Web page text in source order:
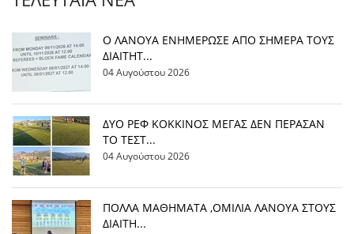
Ο ΛΑΝΟΥΑ ΕΝΗΜΕΡΩΣΕ ΑΠΟ ΣΗΜΕΡΑ ΤΟΥΣ
ΔΙΑΙΤΗΤ...
04 Αυγούστου 2026
ΔΥΟ ΡΕΦ ΚΟΚΚΙΝΟΣ ΜΕΓΑΣ ΔΕΝ ΠΕΡΑΣΑΝ
ΤΟ ΤΕΣΤ...
04 Αυγούστου 2026
ΠΟΛΛΑ ΜΑΘΗΜΑΤΑ ,ΟΜΙΛΙΑ ΛΑΝΟΥΑ ΣΤΟΥΣ
ΔΙΑΙΤΗ...